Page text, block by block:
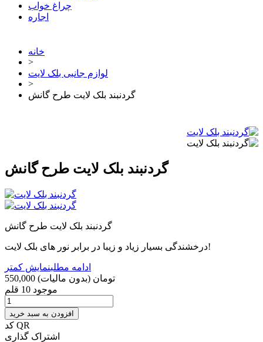
چراغ خواب
اجاره
خانه
>
لوازم جانبی بلک لایت
>
گردنبند بلک لایت طرح گانش
گردنبند بلک لایت طرح گانش
گردنبند بلک لایت طرح گانش
درخشندگی بسیار زیاد و زیبا در برابر نور های بلک لایت!
ادامه مطلبنمایش کمتر
550,000 تومان (بدون مالیات)
موجود 10 قلم
افزودن به سبد خرید
کد QR
اشتراک گذاری